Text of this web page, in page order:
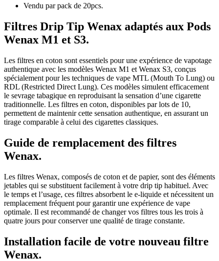
Vendu par pack de 20pcs.
Filtres Drip Tip Wenax adaptés aux Pods
Wenax M1 et S3.
Les filtres en coton sont essentiels pour une expérience de vapotage
authentique avec les modèles Wenax M1 et Wenax S3, conçus
spécialement pour les techniques de vape MTL (Mouth To Lung) ou
RDL (Restricted Direct Lung). Ces modèles simulent efficacement
le sevrage tabagique en reproduisant la sensation d’une cigarette
traditionnelle. Les filtres en coton, disponibles par lots de 10,
permettent de maintenir cette sensation authentique, en assurant un
tirage comparable à celui des cigarettes classiques.
Guide de remplacement des filtres
Wenax.
Les filtres Wenax, composés de coton et de papier, sont des éléments
jetables qui se substituent facilement à votre drip tip habituel. Avec
le temps et l’usage, ces filtres absorbent le e-liquide et nécessitent un
remplacement fréquent pour garantir une expérience de vape
optimale. Il est recommandé de changer vos filtres tous les trois à
quatre jours pour conserver une qualité de tirage constante.
Installation facile de votre nouveau filtre
Wenax.